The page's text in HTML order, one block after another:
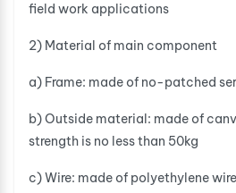
field work applications
2) Material of main component
a) Frame: made of no-patched
b) Outside material: made of
strength is no less than 50kg
c) Wire: made of polyethylene